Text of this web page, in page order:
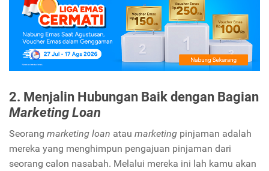
2. Menjalin Hubungan Baik dengan Bagian
Marketing Loan
Seorang marketing loan atau marketing pinjaman adalah
mereka yang menghimpun pengajuan pinjaman dari
seorang calon nasabah. Melalui mereka ini lah kamu akan